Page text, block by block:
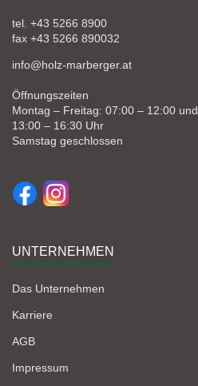
tel. +43 5266 8900
fax +43 5266 890032
info@holz-marberger.at
Öffnungszeiten
Montag – Freitag: 07:00 – 12:00 und
13:00 – 16:30 Uhr
Samstag geschlossen
UNTERNEHMEN
Das Unternehmen
Karriere
AGB
Impressum